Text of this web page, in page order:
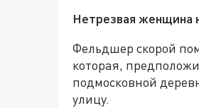
Нетрезвая женщина
Фельдшер скорой
которая,
подмосковной
улицу.